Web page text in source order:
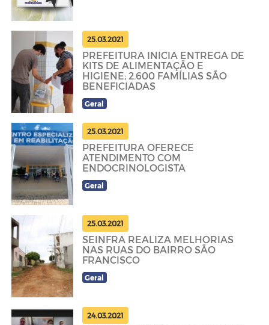
25.03.2021
PREFEITURA INICIA ENTREGA DE
KITS DE ALIMENTAÇÃO E
HIGIENE; 2.600 FAMÍLIAS SÃO
BENEFICIADAS
Geral
25.03.2021
PREFEITURA OFERECE
ATENDIMENTO COM
ENDOCRINOLOGISTA
Geral
25.03.2021
SEINFRA REALIZA MELHORIAS
NAS RUAS DO BAIRRO SÃO
FRANCISCO
Geral
24.03.2021